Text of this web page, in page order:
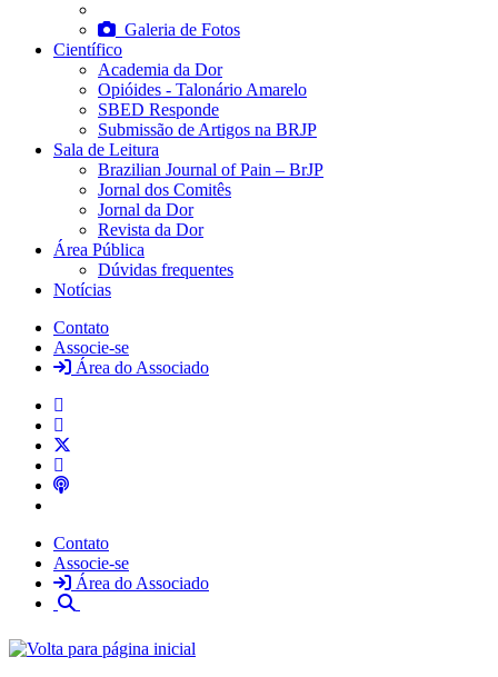
Galeria de Fotos
Científico
Academia da Dor
Opióides - Talonário Amarelo
SBED Responde
Submissão de Artigos na BRJP
Sala de Leitura
Brazilian Journal of Pain – BrJP
Jornal dos Comitês
Jornal da Dor
Revista da Dor
Área Pública
Dúvidas frequentes
Notícias
Contato
Associe-se
Área do Associado
Contato
Associe-se
Área do Associado